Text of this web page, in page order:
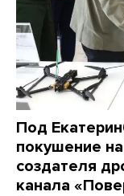
Под
покушение
создателя
канала